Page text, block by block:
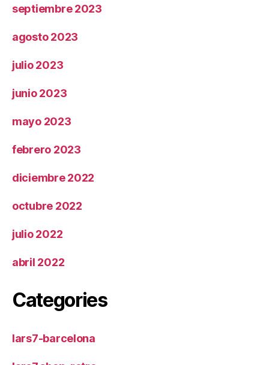
septiembre 2023
agosto 2023
julio 2023
junio 2023
mayo 2023
febrero 2023
diciembre 2022
octubre 2022
julio 2022
abril 2022
Categories
lars7-barcelona